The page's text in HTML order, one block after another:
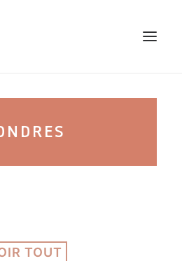
HAPPY BELLY
TOUT